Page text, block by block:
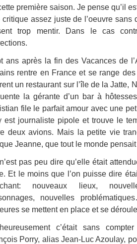
première saison. Je pense qu’il
critique assez juste de l’oeuvre
trop mentir. Dans le cas
ans après la fin des Vacances de
rentre en France et se range
un restaurant sur l’île de la Jatte,
la gérante d’un bar à
file le parfait amour avec une
est journaliste pipole et trouve le
deux avions. Mais la petite vie
Jeanne, que tout le monde
pas peu dire qu’elle était
Et le moins que l’on puisse dire
nouveaux lieux,
nouvelles
se mettent en place et se
c’était sans
Porry, alias Jean-Luc Azoulay,